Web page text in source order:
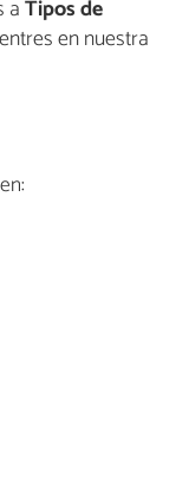
aTipos de
en nuestra